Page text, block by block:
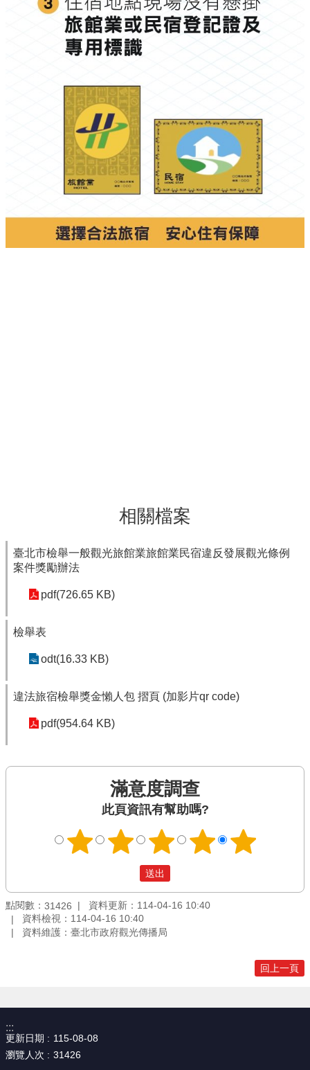
相關檔案
臺北市檢舉一般觀光旅館業旅館業民宿違反發展觀光條例
案件獎勵辦法
pdf(726.65 KB)
檢舉表
odt(16.33 KB)
違法旅宿檢舉獎金懶人包 摺頁 (加影片qr code)
pdf(954.64 KB)
滿意度調查
此頁資訊有幫助嗎?
點閱數： 31426
資料更新：114-04-16 10:40
資料檢視：114-04-16 10:40
資料維護：臺北市政府觀光傳播局
回上一頁
:::
更新日期
115-08-08
瀏覽人次
31426